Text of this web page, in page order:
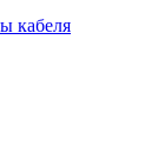
кабеля